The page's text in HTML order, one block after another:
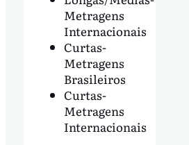
Metragens
Internacionais
Curtas-
Metragens
Brasileiros
Curtas-
Metragens
Internacionais